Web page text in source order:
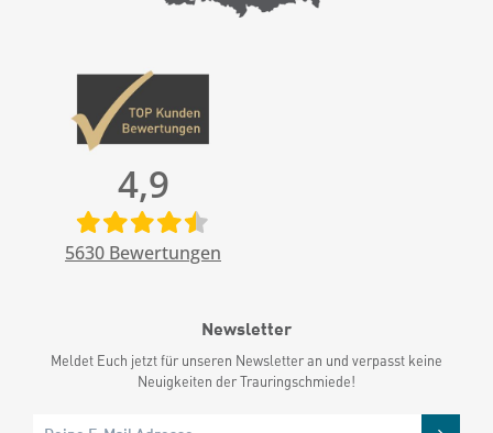
4,9
5630 Bewertungen
Newsletter
Meldet Euch jetzt für unseren Newsletter an und verpasst keine
Neuigkeiten der Trauringschmiede!